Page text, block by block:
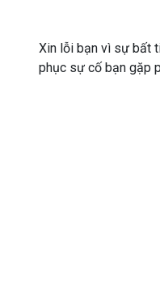
Xin lỗi bạn vì sự bất
phục sự cố bạn gặp